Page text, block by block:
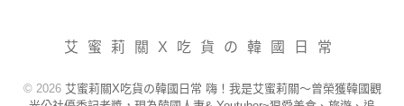
小
賣
艾蜜莉關X吃貨の韓國日常
© 2026 艾蜜莉關X吃貨の韓國日常 嗨！我是艾蜜莉關～曾榮獲韓國觀